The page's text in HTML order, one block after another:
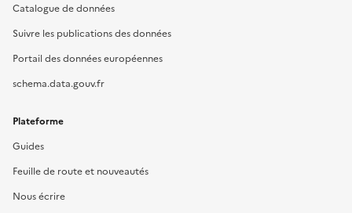
Catalogue de données
Suivre les publications des données
Portail des données européennes
schema.data.gouv.fr
Plateforme
Guides
Feuille de route et nouveautés
Nous écrire